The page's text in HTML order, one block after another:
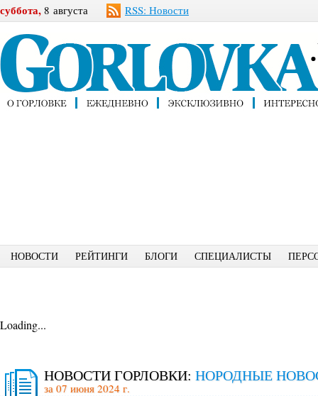
суббота, 8 августа RSS: Новости
НОВОСТИ РЕЙТИНГИ БЛОГИ СПЕЦИАЛИСТЫ
Loading...
НОВОСТИ ГОРЛОВКИ: НОРОДНЫЕ
за 07 июня 2024 г.